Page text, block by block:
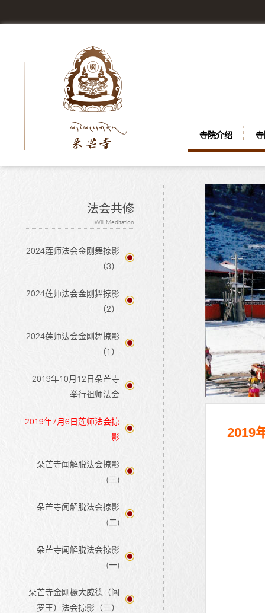
寺院介绍
2019
法会共修
Will Meditation
2024莲师法会金刚舞掠影
（3）
2024莲师法会金刚舞掠影
（2）
2024莲师法会金刚舞掠影
（1）
2019年10月12日朵芒寺
举行祖师法会
2019年7月6日莲师法会掠
影
朵芒寺闻解脱法会掠影
(三)
朵芒寺闻解脱法会掠影
(二)
朵芒寺闻解脱法会掠影
(一)
朵芒寺金刚橛大威德（阎
罗王）法会掠影（三）